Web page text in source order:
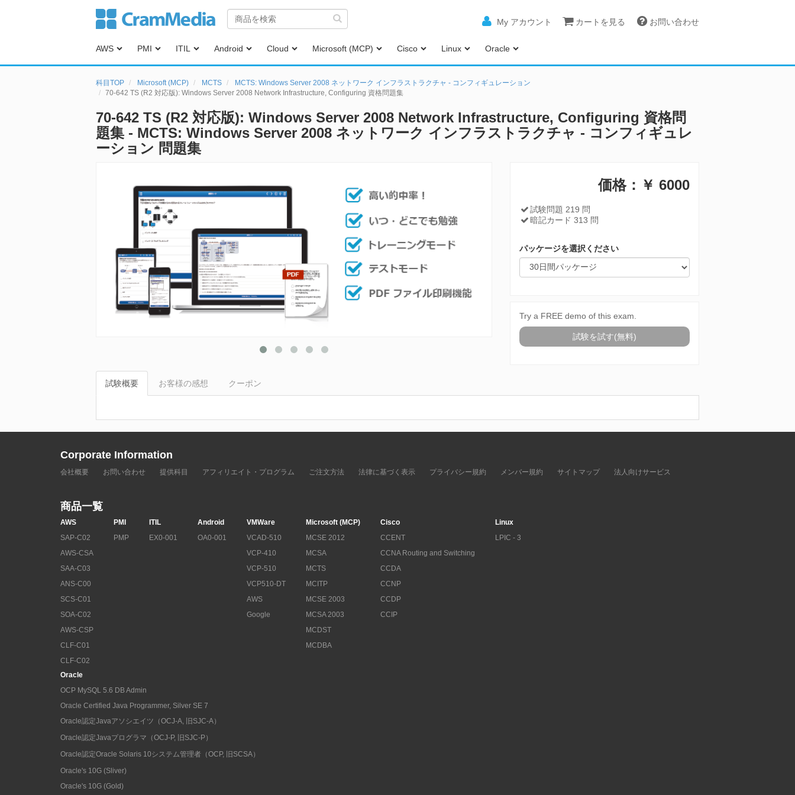
My アカウント カートを見る お問い合わせ
AWS PMI ITIL Android Cloud Microsoft (MCP) Cisco Linux Oracle
科目TOP Microsoft (MCP) MCTS
MCTS: Windows Server 2008 ネットワーク インフラストラクチャ - コンフィギュレーション
70-642 TS (R2 対応版): Windows Server 2008 Network Infrastructure, Configuring 資格問題集
70-642 TS (R2 対応版): Windows Server 2008 Network Infrastructure, Configuring 資格問
題集 - MCTS: Windows Server 2008 ネットワーク インフラストラクチャ - コンフィギュレ
ーション 問題集
価格：￥ 6000
試験問題 219 問
暗記カード 313 問
パッケージを選択ください
Try a FREE demo of this exam.
試験を試す(無料)
試験概要 お客様の感想 クーポン
Corporate Information
会社概要 お問い合わせ 提供科目 アフィリエイト・プログラム ご注文方法 法律に基づく表示 プライバシー規約 メンバー規約 サイトマップ 法人向けサービス
商品一覧
AWS
SAP-C02
AWS-CSA
SAA-C03
ANS-C00
SCS-C01
SOA-C02
AWS-CSP
CLF-C01
CLF-C02
PMI
PMP
ITIL
EX0-001
Android
OA0-001
VMWare
VCAD-510
VCP-410
VCP-510
VCP510-DT
AWS
Google
Microsoft (MCP)
MCSE 2012
MCSA
MCTS
MCITP
MCSE 2003
MCSA 2003
MCDST
MCDBA
Cisco
CCENT
CCNA Routing and Switching
CCDA
CCNP
CCDP
CCIP
Linux
LPIC - 3
Oracle
OCP MySQL 5.6 DB Admin
Oracle Certified Java Programmer, Silver SE 7
Oracle認定Javaアソシエイツ（OCJ-A, 旧SJC-A）
Oracle認定Javaプログラマ（OCJ-P, 旧SJC-P）
Oracle認定Oracle Solaris 10システム管理者（OCP, 旧SCSA）
Oracle's 10G (Sliver)
Oracle's 10G (Gold)